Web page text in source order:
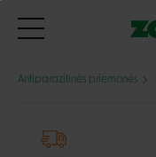
Antiparazitinės priemonės